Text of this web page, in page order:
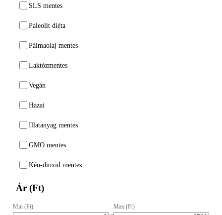
SLS mentes
Paleolit diéta
Pálmaolaj mentes
Laktózmentes
Vegán
Hazai
Illatanyag mentes
GMO mentes
Kén-dioxid mentes
Ár (Ft)
Min (Ft) Max (Ft)